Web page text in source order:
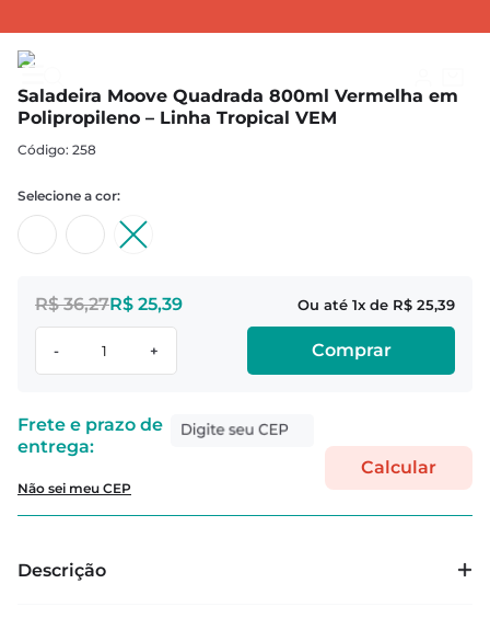
Saladeira Moove Quadrada 800ml Vermelha em
Polipropileno – Linha Tropical VEM
: 258
R$ 36,27R$ 25,39 1 R$ 25,39
- + Comprar
Não sei meu CEP
Descrição